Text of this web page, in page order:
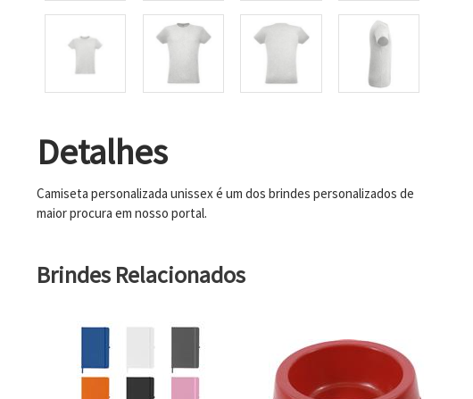
Detalhes
Camiseta personalizada unissex é um dos brindes personalizados de
maior procura em nosso portal.
Brindes Relacionados